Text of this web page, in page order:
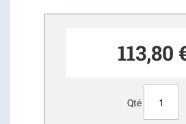
113,80
Qté